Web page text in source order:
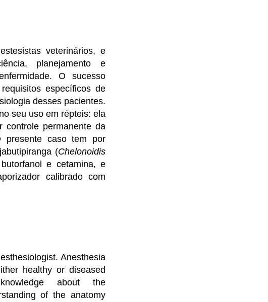
veterinários, e
planejamento e
O sucesso
específicos de
desses pacientes.
seu uso em répteis: ela
controle permanente da
presente caso tem por
(Chelonoidis
e cetamina, e
calibrado com
Anesthesia
healthy or diseased
about the
of the anatomy